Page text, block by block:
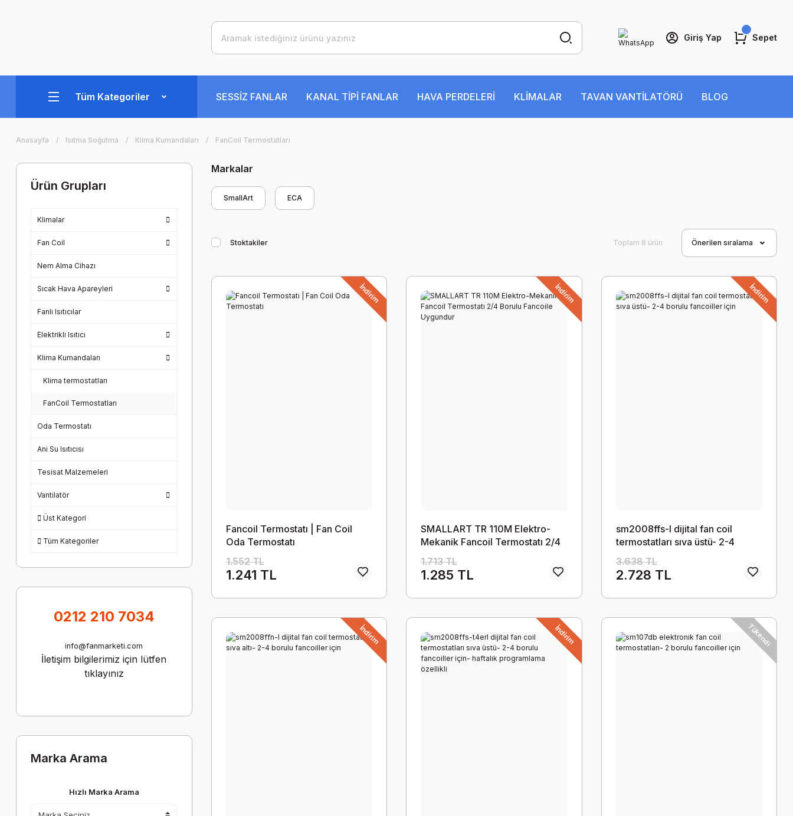
Giriş Yap Sepet
Tüm Kategoriler SESSİZ FANLAR KANAL TİPİ FANLAR HAVA PERDELERİ KLİMALAR TAVAN VANTİLATÖRÜ BLOG
Anasayfa Isıtma Soğutma Klima Kumandaları FanCoil Termostatları
Ürün Grupları
Klimalar
Fan Coil
Nem Alma Cihazı
Sıcak Hava Apareyleri
Fanlı Isıtıcılar
Elektrikli Isıtıcı
Klima Kumandaları
Klima termostatları
FanCoil Termostatları
Oda Termostatı
Ani Su Isıtıcısı
Tesisat Malzemeleri
Vantilatör
Üst Kategori
Tüm Kategoriler
0212 210 7034
info@fanmarketi.com
İletişim bilgilerimiz için lütfen
tıklayınız
Marka Arama
Hızlı Marka Arama
Markalar
SmallArt ECA
Stoktakiler Toplam 8 ürün
İndirim
Fancoil Termostatı | Fan Coil
Oda Termostatı
1.552 TL
1.241 TL
İndirim
SMALLART TR 110M Elektro-
Mekanik Fancoil Termostatı 2/4
1.713 TL
1.285 TL
İndirim
sm2008ffs-l dijital fan coil
termostatları sıva üstü- 2-4
3.638 TL
2.728 TL
İndirim İndirim Tükendi